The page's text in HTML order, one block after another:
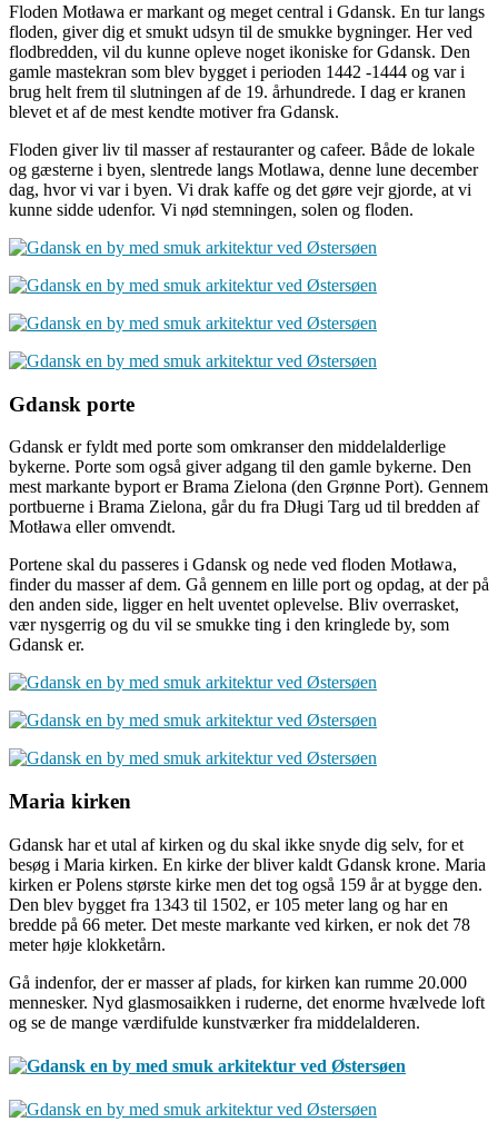
Floden Motława er markant og meget central i Gdansk. En tur langs
floden, giver dig et smukt udsyn til de smukke bygninger. Her ved
flodbredden, vil du kunne opleve noget ikoniske for Gdansk. Den
gamle mastekran som blev bygget i perioden 1442 -1444 og var i
brug helt frem til slutningen af de 19. århundrede. I dag er kranen
blevet et af de mest kendte motiver fra Gdansk.
Floden giver liv til masser af restauranter og cafeer. Både de lokale
og gæsterne i byen, slentrede langs Motlawa, denne lune december
dag, hvor vi var i byen. Vi drak kaffe og det gøre vejr gjorde, at vi
kunne sidde udenfor. Vi nød stemningen, solen og floden.
Gdansk porte
Gdansk er fyldt med porte som omkranser den middelalderlige
bykerne. Porte som også giver adgang til den gamle bykerne. Den
mest markante byport er Brama Zielona (den Grønne Port). Gennem
portbuerne i Brama Zielona, går du fra Długi Targ ud til bredden af
Motława eller omvendt.
Portene skal du passeres i Gdansk og nede ved floden Motława,
finder du masser af dem. Gå gennem en lille port og opdag, at der på
den anden side, ligger en helt uventet oplevelse. Bliv overrasket,
vær nysgerrig og du vil se smukke ting i den kringlede by, som
Gdansk er.
Maria kirken
Gdansk har et utal af kirken og du skal ikke snyde dig selv, for et
besøg i Maria kirken. En kirke der bliver kaldt Gdansk krone. Maria
kirken er Polens største kirke men det tog også 159 år at bygge den.
Den blev bygget fra 1343 til 1502, er 105 meter lang og har en
bredde på 66 meter. Det meste markante ved kirken, er nok det 78
meter høje klokketårn.
Gå indenfor, der er masser af plads, for kirken kan rumme 20.000
mennesker. Nyd glasmosaikken i ruderne, det enorme hvælvede loft
og se de mange værdifulde kunstværker fra middelalderen.